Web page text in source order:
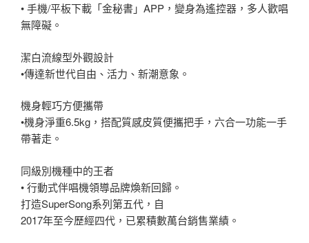
• 手機/平板下載「金秘書」APP，變身為遙控器，多人歡唱
無障礙。
潔白流線型外觀設計
•傳達新世代自由、活力、新潮意象。
機身輕巧方便攜帶
•機身淨重6.5kg，搭配質感皮質便攜把手，六合一功能一手
帶著走。
同級別機種中的王者
• 行動式伴唱機領導品牌煥新回歸。
打造SuperSong系列第五代，自
2017年至今歷經四代，已累積數萬台銷售業績。